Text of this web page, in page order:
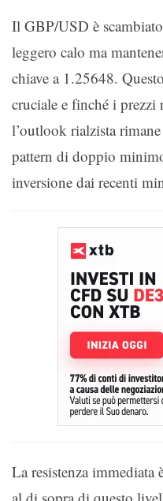
Il GBP/USD è
leggero calo ma
chiave a 1.25648.
cruciale e finché i prezzi
l’outlook rialzista
pattern di doppio
inversione dai recenti
La resistenza